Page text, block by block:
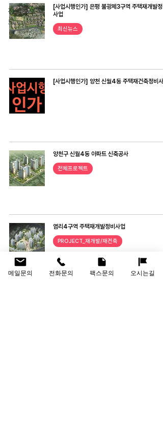
전체프로젝
트
[사업시행인가] 은평 불광제3구역 주택재개발정
사업
최신뉴스
[사업시행인가] 양천 신월4동 주택재건축정비사
양천구 신월4동 아파트 신축공사
전체프로젝트
염리4구역 주택재개발정비사업
PROJECT_재개발/재건축
메일문의 전화문의 팩스문의 오시는길